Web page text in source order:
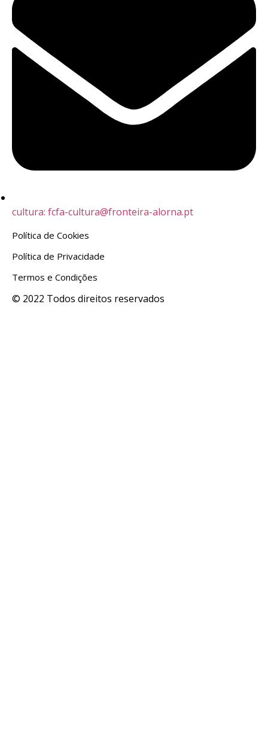
cultura: fcfa-cultura@fronteira-alorna.pt
Política de Cookies
Política de Privacidade
Termos e Condições
© 2022 Todos direitos reservados